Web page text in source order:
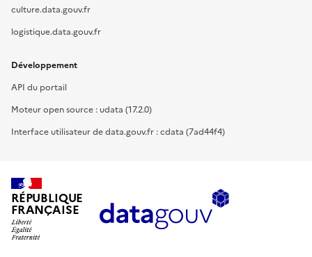
culture.data.gouv.fr
logistique.data.gouv.fr
Développement
API du portail
Moteur open source : udata (17.2.0)
Interface utilisateur de data.gouv.fr : cdata (7ad44f4)
RÉPUBLIQUE
FRANÇAISE